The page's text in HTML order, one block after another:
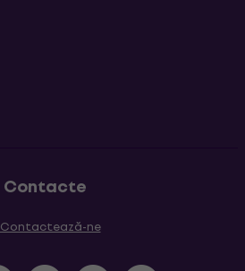
Contacte
Contactează-ne